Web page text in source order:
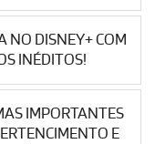
NO DISNEY+ COM
INÉDITOS!
IMPORTANTES
E